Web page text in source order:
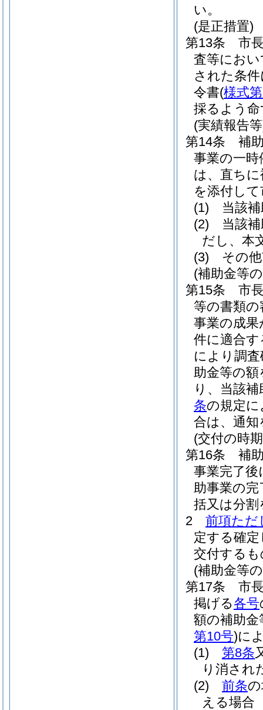
い。
(是正措置)
第13条
市
査等にお
された条
令書(様式
採るよう
(実績報告
第14条
補
事業の一
は、直ち
を添付し
(1)
当該
(2)
当該
だし、本
(3)
その
(補助金等
第15条
市
等の書類
事業の成
件に適合
により調
助金等の額
り、当該
条の規定
合は、通
(交付の時
第16条
補
事業完了
助事業の
括又は分
2
前項ただ
定する確
交付する
(補助金等
第17条
市
掲げる各号
額の補助金
第10号)に
(1)
第8条
り消され
(2)
前条
える場